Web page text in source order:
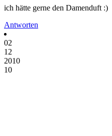
ich hätte gerne den Damenduft :)
Antworten
02
12
2010
10